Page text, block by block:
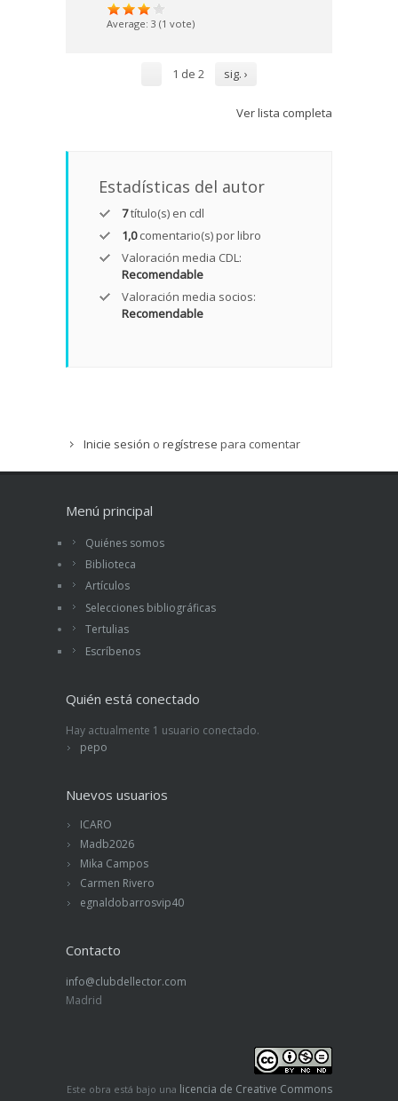
Average: 3 (1 vote)
1 de 2 sig. ›
Ver lista completa
Estadísticas del autor
7título(s) en cdl
1,0comentario(s) por libro
Valoración media CDL:
Recomendable
Valoración media socios:
Recomendable
Inicie sesión o regístrese para comentar
Menú principal
Quiénes somos
Biblioteca
Artículos
Selecciones bibliográficas
Tertulias
Escríbenos
Quién está conectado
Hay actualmente 1 usuario conectado.
pepo
Nuevos usuarios
ICARO
Madb2026
Mika Campos
Carmen Rivero
egnaldobarrosvip40
Contacto
info@clubdellector.com
Madrid
Este obra está bajo una licencia de Creative Commons